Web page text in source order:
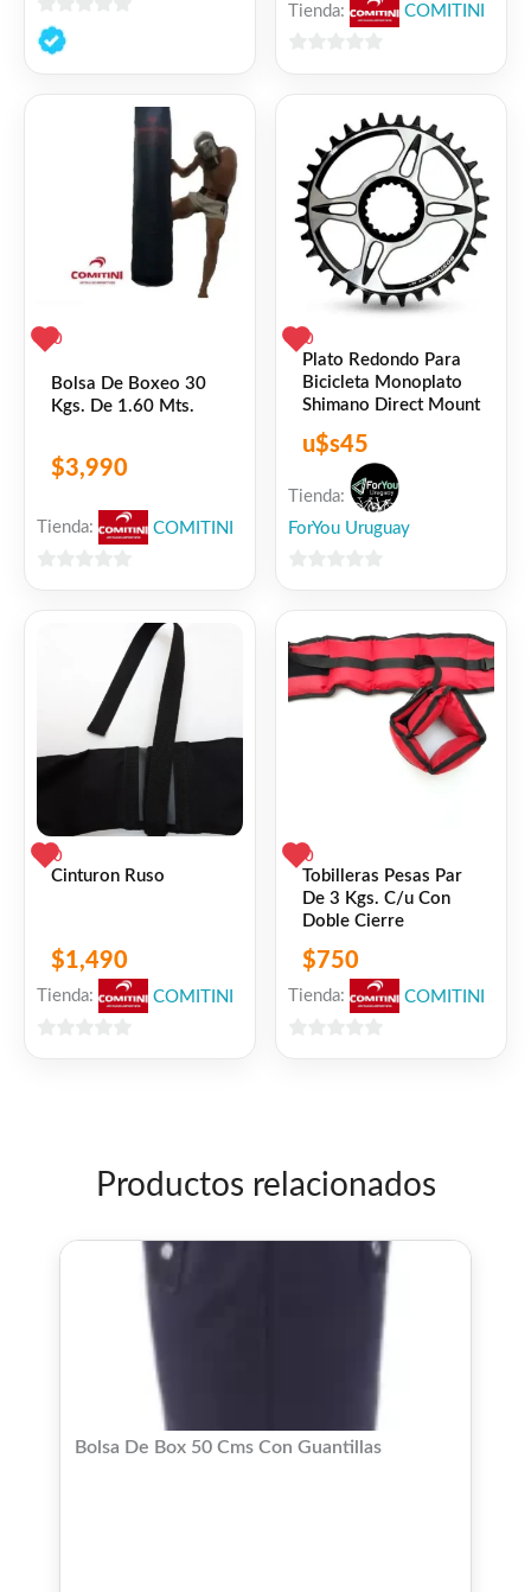
0
de
Tienda: COMITINI
0
Bolsa De Boxeo 30
Kgs. De 1.60 Mts.
$3,990
Tienda: COMITINI
0
Plato Redondo Para
Bicicleta Monoplato
Shimano Direct Mount
u$s45
Tienda:
ForYou Uruguay
5
0
Cinturon Ruso
$1,490
Tienda: COMITINI
0
Tobilleras Pesas Par
De 3 Kgs. C/u Con
Doble Cierre
$750
Tienda: COMITINI
Productos relacionados
Bolsa De Box 50 Cms Con Guantillas